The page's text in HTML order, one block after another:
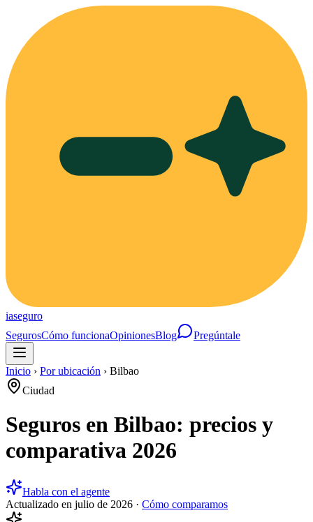
iaseguro
SegurosCómo funcionaOpinionesBlog Pregúntale
Inicio › Por ubicación › Bilbao
Ciudad
Seguros en Bilbao: precios y
comparativa 2026
Habla con el agente
Actualizado en julio de 2026 · Cómo comparamos